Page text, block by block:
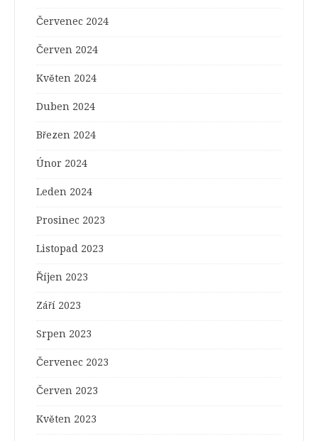
Červenec 2024
Červen 2024
Květen 2024
Duben 2024
Březen 2024
Únor 2024
Leden 2024
Prosinec 2023
Listopad 2023
Říjen 2023
Září 2023
Srpen 2023
Červenec 2023
Červen 2023
Květen 2023